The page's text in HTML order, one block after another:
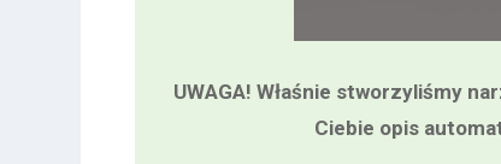
UWAGA! Właśnie stworzyliśmy
Ciebie opis